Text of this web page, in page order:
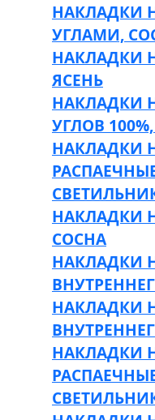
НАКЛАДКИ
УГЛАМИ,
НАКЛАДКИ
ЯСЕНЬ
НАКЛАДКИ
УГЛОВ
НАКЛАДКИ
НАКЛАДКИ
СОСНА
НАКЛАДКИ
НАКЛАДКИ
НАКЛАДКИ